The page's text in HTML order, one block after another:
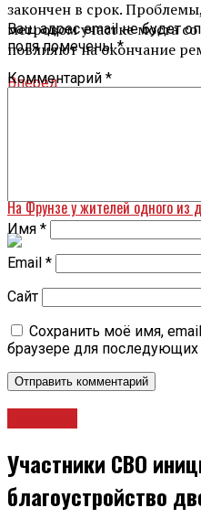
закончен в срок.
метровом участке моста
повлияют на окончание
Вперед
Ярославская область за три
На Фрунзе у жителей одного из
Ваш адрес email не будет
поля помечены*
Комментарий *
Имя *
Email *
Сайт
Сохранить моё имя,
браузере для
Участники СВО
благоустройство